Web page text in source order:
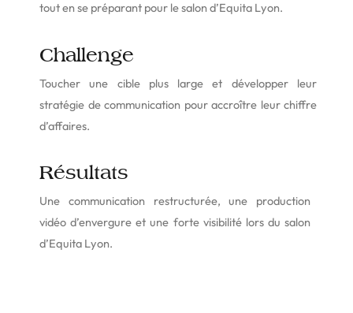
tout en se préparant pour le salon d’Equita Lyon.
Challenge
Toucher une cible plus large et développer leur
stratégie de communication pour accroître leur chiffre
d’affaires.
Résultats
Une communication restructurée, une production
vidéo d’envergure et une forte visibilité lors du salon
d’Equita Lyon.